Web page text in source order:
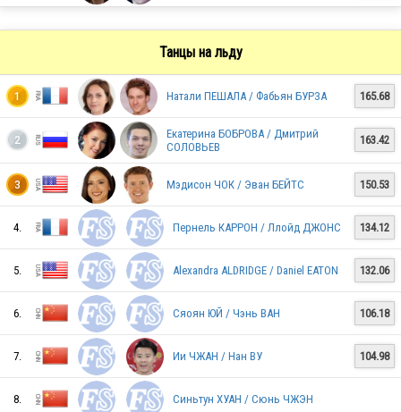
KAZ
USA
FRA
GER
Танцы на льду
1 Натали ПЕШАЛА / Фабьян БУРЗА 165.68
2
Екатерина БОБРОВА / Дмитрий
СОЛОВЬЕВ
163.42
3 Мэдисон ЧОК / Эван БЕЙТС 150.53
4. Пернель КАРРОН / Ллойд ДЖОНС 134.12
5. Alexandra ALDRIDGE / Daniel EATON 132.06
6. Сяоян ЮЙ / Чэнь ВАН 106.18
7. Ии ЧЖАН / Нан ВУ 104.98
8. Синьтун ХУАН / Сюнь ЧЖЭН